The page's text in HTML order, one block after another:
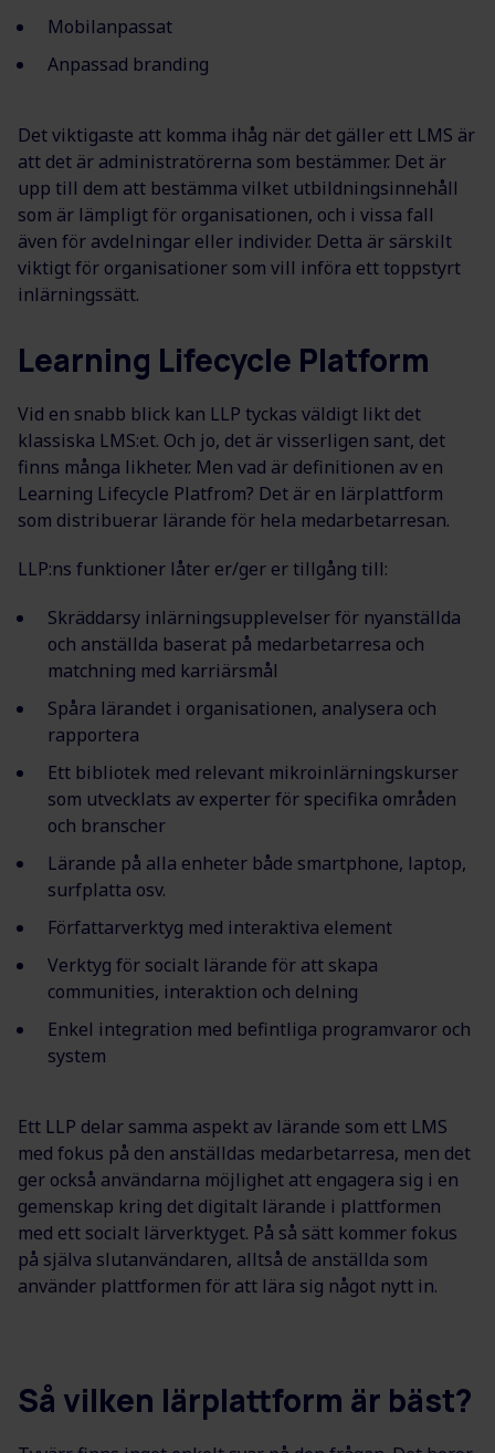
Mobilanpassat
Anpassad branding
Det viktigaste att komma ihåg när det gäller ett LMS är
att det är administratörerna som bestämmer. Det är
upp till dem att bestämma vilket utbildningsinnehåll
som är lämpligt för organisationen, och i vissa fall
även för avdelningar eller individer. Detta är särskilt
viktigt för organisationer som vill införa ett toppstyrt
inlärningssätt.
Learning Lifecycle Platform
Vid en snabb blick kan LLP tyckas väldigt likt det
klassiska LMS:et. Och jo, det är visserligen sant, det
finns många likheter. Men vad är definitionen av en
Learning Lifecycle Platfrom? Det är en lärplattform
som distribuerar lärande för hela medarbetarresan.
LLP:ns funktioner låter er/ger er tillgång till:
Skräddarsy inlärningsupplevelser för nyanställda
och anställda baserat på medarbetarresa och
matchning med karriärsmål
Spåra lärandet i organisationen, analysera och
rapportera
Ett bibliotek med relevant mikroinlärningskurser
som utvecklats av experter för specifika områden
och branscher
Lärande på alla enheter både smartphone, laptop,
surfplatta osv.
Författarverktyg med interaktiva element
Verktyg för socialt lärande för att skapa
communities, interaktion och delning
Enkel integration med befintliga programvaror och
system
Ett LLP delar samma aspekt av lärande som ett LMS
med fokus på den anställdas medarbetarresa, men det
ger också användarna möjlighet att engagera sig i en
gemenskap kring det digitalt lärande i plattformen
med ett socialt lärverktyget. På så sätt kommer fokus
på själva slutanvändaren, alltså de anställda som
använder plattformen för att lära sig något nytt in.
Så vilken lärplattform är bäst?